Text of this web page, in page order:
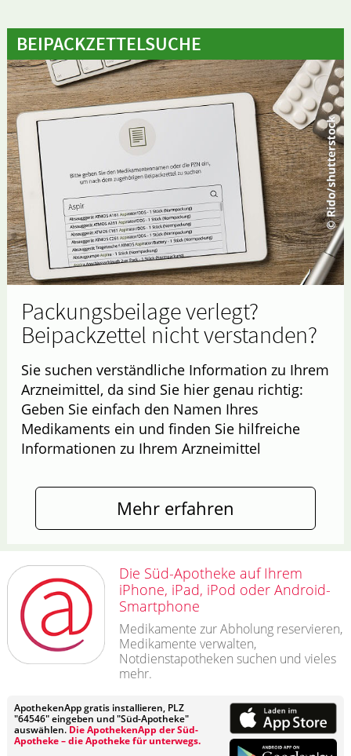
BEIPACKZETTELSUCHE
Packungsbeilage verlegt?
Beipackzettel nicht verstanden?
Sie suchen verständliche Information zu Ihrem
Arzneimittel, da sind Sie hier genau richtig:
Geben Sie einfach den Namen Ihres
Medikaments ein und finden Sie hilfreiche
Informationen zu Ihrem Arzneimittel
Mehr erfahren
Die Süd-Apotheke auf Ihrem
iPhone, iPad, iPod oder Android-
Smartphone
Medikamente zur Abholung reservieren,
Medikamente verwalten,
Notdienstapotheken suchen und vieles
mehr.
ApothekenApp gratis installieren, PLZ
"64546" eingeben und "Süd-Apotheke"
auswählen. Die ApothekenApp der Süd-
Apotheke – die Apotheke für unterwegs.